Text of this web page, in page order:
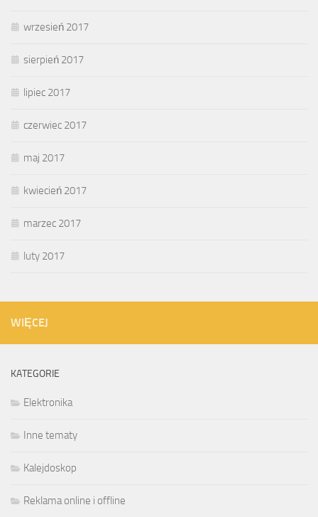
wrzesień 2017
sierpień 2017
lipiec 2017
czerwiec 2017
maj 2017
kwiecień 2017
marzec 2017
luty 2017
WIĘCEJ
KATEGORIE
Elektronika
Inne tematy
Kalejdoskop
Reklama online i offline